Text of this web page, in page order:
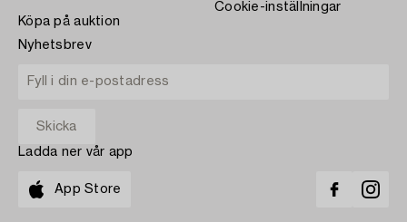
Köpa på auktion
Cookie-inställningar
Nyhetsbrev
Ladda ner vår app
App Store